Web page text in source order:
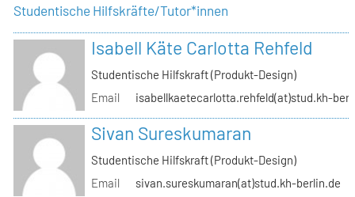
Studentische Hilfskräfte/Tutor*innen
Isabell Käte Carlotta Rehfeld
Studentische Hilfskraft (Produkt-Design)
Email
isabellkaetecarlotta.rehfeld(at)stud.kh-
Sivan Sureskumaran
Studentische Hilfskraft (Produkt-Design)
Email
sivan.sureskumaran(at)stud.kh-berlin.de